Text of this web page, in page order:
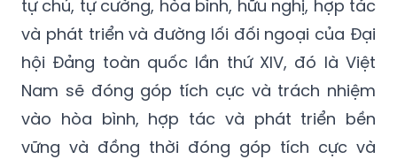
tự chủ, tự cường, hòa bình, hữu nghị, hợp tác
và phát triển và đường lối đối ngoại của Đại
hội Đảng toàn quốc lần thứ XIV, đó là Việt
Nam sẽ đóng góp tích cực và trách nhiệm
vào hòa bình, hợp tác và phát triển bền
vững và đồng thời đóng góp tích cực và